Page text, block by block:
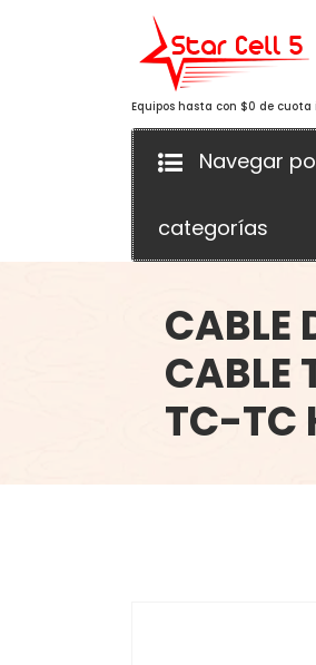
Equipos hasta con $0 de cuota
Navegar
categorías
CABLE
CABLE
TC-TC